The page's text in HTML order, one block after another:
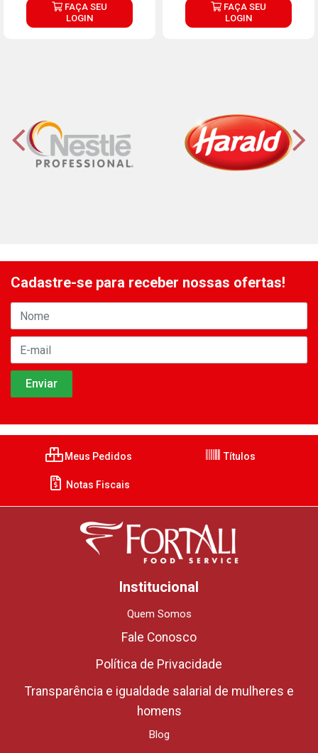
FAÇA SEU
LOGIN
FAÇA SEU
LOGIN
Cadastre-se para receber nossas ofertas!
Meus Pedidos Títulos
Notas Fiscais
Institucional
Quem Somos
Fale Conosco
Política de Privacidade
Transparência e igualdade salarial de mulheres e
homens
Blog